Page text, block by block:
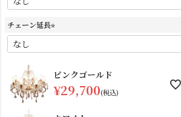
チェーン延長
(
ピンクゴールド
¥29,700 税込